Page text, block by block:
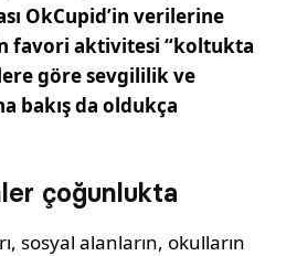
OkCupid’in verilerine
favori aktivitesi “koltukta
göre sevgililik ve
bakış da oldukça
çoğunlukta
sosyal alanların, okulların